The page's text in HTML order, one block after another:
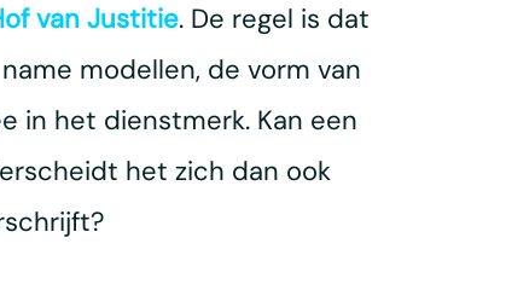
van Justitie. De regel is dat
modellen, de vorm van
in het dienstmerk. Kan een
het zich dan ook